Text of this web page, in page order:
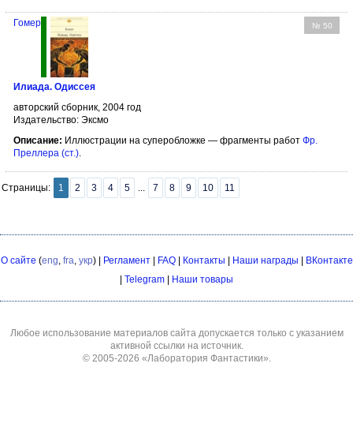
№ 50
Гомер
Илиада. Одиссея
авторский сборник, 2004 год
Издательство: Эксмо
Описание: Иллюстрации на суперобложке — фрагменты работ Фр.
Преллера (ст.).
Страницы: 1 2 3 4 5 ... 7 8 9 10 11
О сайте (eng, fra, укр) | Регламент| FAQ| Контакты Наши награды
ВКонтакте
Telegram Наши товары
Любое использование материалов сайта допускается только с указанием
активной ссылки на источник.
© 2005-2026 «Лаборатория Фантастики».